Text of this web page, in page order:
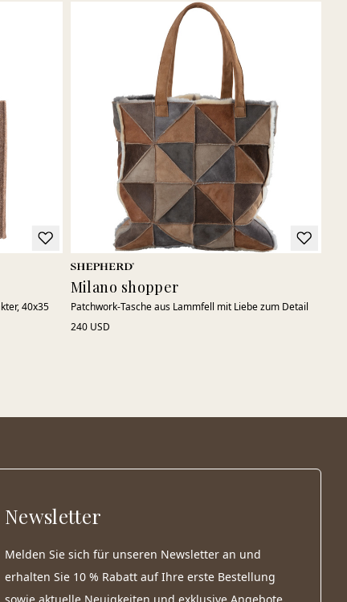
40x35
Milano shopper
Patchwork-Tasche aus Lammfell mit Liebe zum Detail
240 USD
Newsletter
Melden Sie sich für unseren Newsletter an und
erhalten Sie 10 % Rabatt auf Ihre erste Bestellung